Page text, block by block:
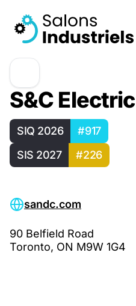
S&C Electric
SIQ 2026
#917
SIS 2027
#226
sandc.com
90 Belfield Road
Toronto, ON M9W 1G4